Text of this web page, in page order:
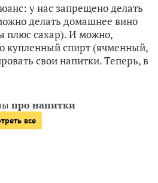
у нас запрещено делать
делать домашнее вино
плюс сахар). И можно,
купленный спирт (ячменный,
свои напитки. Теперь, в
про напитки
все